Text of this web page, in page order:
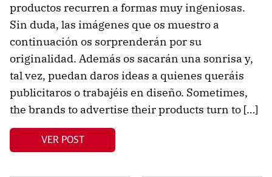
productos recurren a formas muy ingeniosas.
Sin duda, las imágenes que os muestro a
continuación os sorprenderán por su
originalidad. Además os sacarán una sonrisa y,
tal vez, puedan daros ideas a quienes queráis
publicitaros o trabajéis en diseño. Sometimes,
the brands to advertise their products turn to […]
VER POST